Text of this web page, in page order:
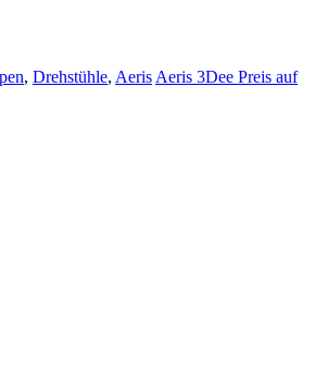
, Drehstühle, AerisAeris 3Dee Preis auf